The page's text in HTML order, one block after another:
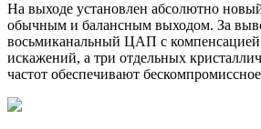
На выходе установлен абсолютно
обычным и балансным выходом. За
восьмиканальный ЦАП с компенсацией
искажений, а три отдельных
частот обеспечивают